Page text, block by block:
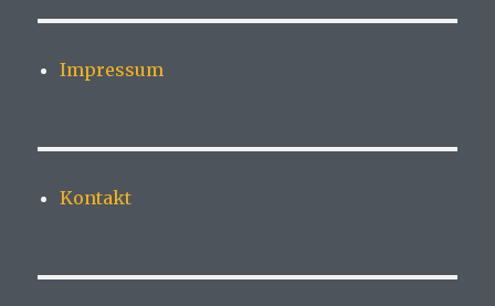
Impressum
Kontakt